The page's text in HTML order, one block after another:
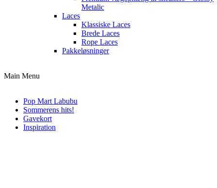
Metalic
Laces
Klassiske Laces
Brede Laces
Rope Laces
Pakkeløsninger
Main Menu
Pop Mart Labubu
Sommerens hits!
Gavekort
Inspiration